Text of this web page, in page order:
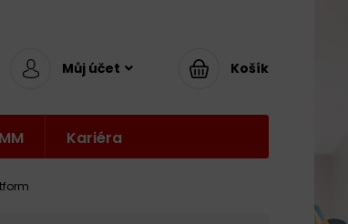
Můj účet Košík
Kariéra